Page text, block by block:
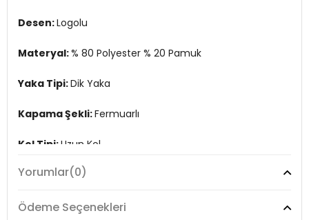
Yaş Grubu:
Menşei: Türkiye
Desen:Logolu
Materyal:% 80 Polyester % 20 Pamuk
Yaka Tipi:Dik Yaka
Kapama Şekli:Fermuarlı
Kol Tipi:Uzun Kol
Cep:Cepli
Kumaş Tipi:Belirtilmemiş
Yorumlar(0)
Ödeme Seçenekleri